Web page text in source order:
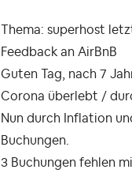
Thema: superhost
Feedback an AirBnB
Guten Tag, nach 7
Corona überlebt /
Nun durch Inflation
Buchungen.
3 Buchungen fehlen